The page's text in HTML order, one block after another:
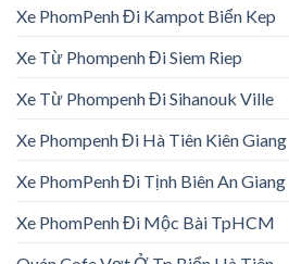
Xe PhomPenh Đi Kampot Biển Kep
Xe Từ Phompenh Đi Siem Riep
Xe Từ Phompenh Đi Sihanouk Ville
Xe Phompenh Đi Hà Tiên Kiên Giang
Xe PhomPenh Đi Tịnh Biên An Giang
Xe PhomPenh Đi Mộc Bài TpHCM